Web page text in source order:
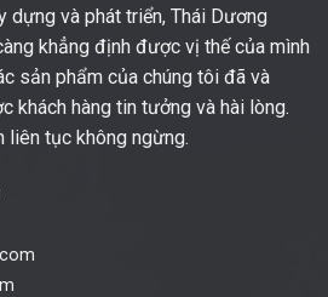
dựng và phát triển, Thái Dương
khẳng định được vị thế của mình
sản phẩm của chúng tôi đã và
khách hàng tin tưởng và hài lòng.
liên tục không ngừng.